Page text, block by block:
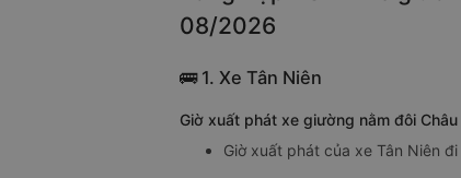
08/2026
🚌 1. Xe Tân Niên
Giờ xuất phát xe giường nằm đôi
Giờ xuất phát của xe Tân Niên